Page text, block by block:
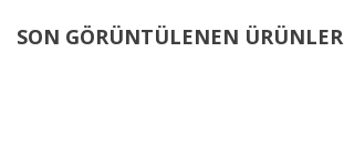
SON GÖRÜNTÜLENEN ÜRÜNLER